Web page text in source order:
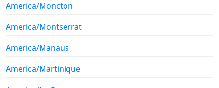
America/Moncton
America/Montserrat
America/Manaus
America/Martinique